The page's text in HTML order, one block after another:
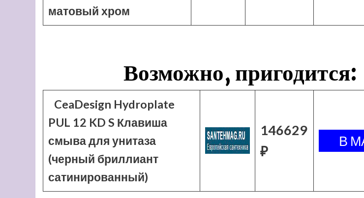
матовый хром
Возможно, пригодится:
CeaDesign Hydroplate
PUL 12 KD S Клавиша
смыва для унитаза
(черный бриллиант
сатинированный)
146629
₽